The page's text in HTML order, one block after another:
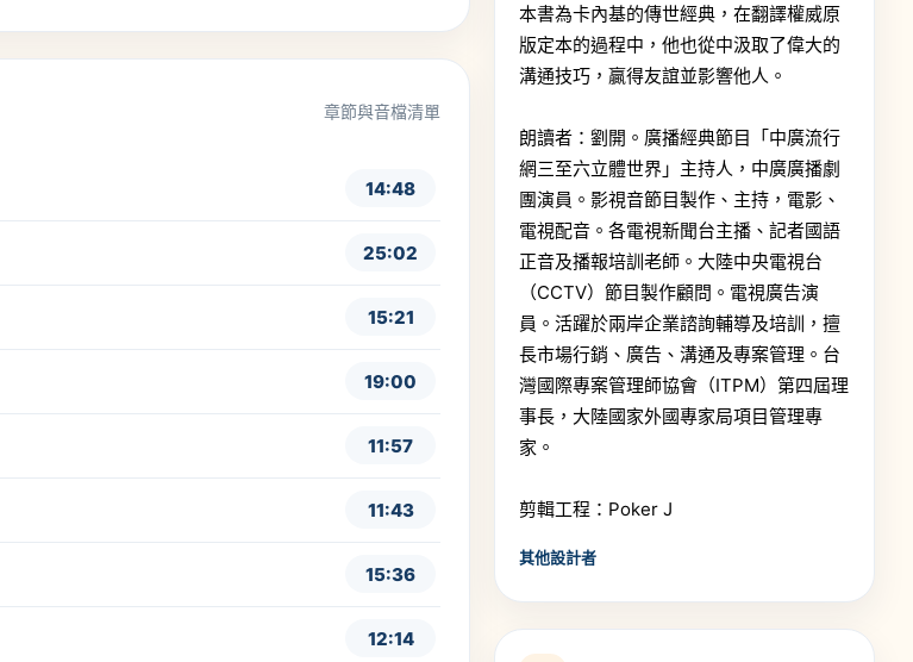
章節與音檔清單
14:48
25:02
15:21
19:00
11:57
11:43
15:36
12:14
本書為卡內基的傳世經典，在翻譯權威原
版定本的過程中，他也從中汲取了偉大的
溝通技巧，贏得友誼並影響他人。
朗讀者：劉開。廣播經典節目「中廣流行
網三至六立體世界」主持人，中廣廣播劇
團演員。影視音節目製作、主持，電影、
電視配音。各電視新聞台主播、記者國語
正音及播報培訓老師。大陸中央電視台
（CCTV）節目製作顧問。電視廣告演
員。活躍於兩岸企業諮詢輔導及培訓，擅
長市場行銷、廣告、溝通及專案管理。台
灣國際專案管理師協會（ITPM）第四屆理
事長，大陸國家外國專家局項目管理專
家。
剪輯工程：Poker J
其他設計者